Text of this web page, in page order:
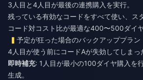
3人目と4人目が最後の連携購入を実行。
残っている有効なコードをすべて使い、ス
コード対コスト比が最適な400〜500ダイ
予定が狂った場合のバックアッププラン
4人目が使う前にコードAが失効してしまっ
即時補充: 1人目が最小の100ダイヤ購入を
生成。